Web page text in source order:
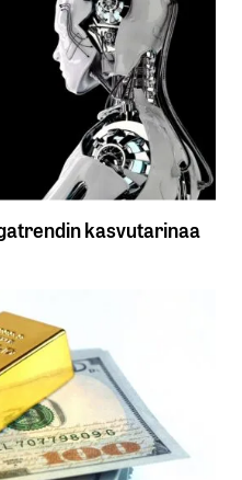
kasvutarinaa